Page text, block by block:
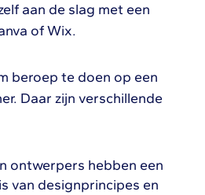
aan de slag met een
of Wix.
beroep te doen op een
Daar zijn verschillende
ontwerpers hebben een
van designprincipes en